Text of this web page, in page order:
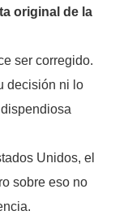
original de la
ser corregido.
decisión ni lo
Unidos, el
sobre eso no